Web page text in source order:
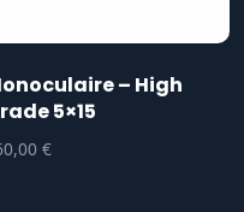
– High
5×15
€